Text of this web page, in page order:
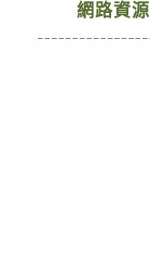
網路資源